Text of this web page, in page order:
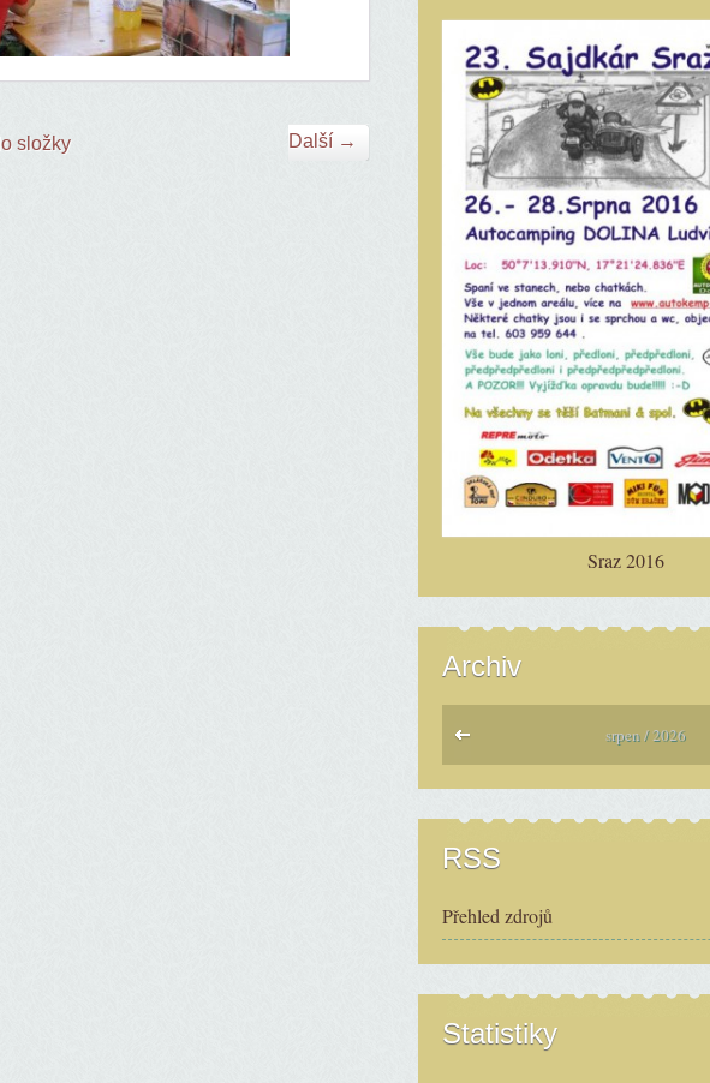
Další →
složky
Sraz 2016
Archiv
srpen / 2026
RSS
Přehled zdrojů
Statistiky